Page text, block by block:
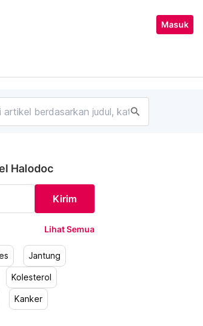
Masuk
search
Halodoc
Kirim
Lihat Semua
Jantung
Kolesterol
Kanker